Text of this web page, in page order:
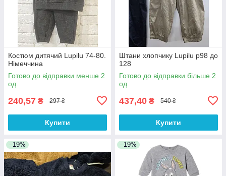
Костюм дитячий Lupilu 74-80.
Німеччина
Готово до відправки менше 2
од.
240,57 ₴ 297 ₴
Купити
Штани хлопчику Lupilu р98 до
128
Готово до відправки більше 2
од.
437,40 ₴ 540 ₴
Купити
–19% –19%